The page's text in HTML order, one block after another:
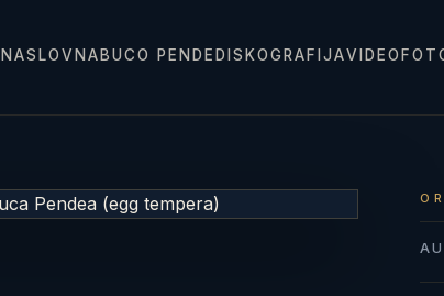
NASLOVNABUCO PENDEDISKOGRAFIJAVIDEO